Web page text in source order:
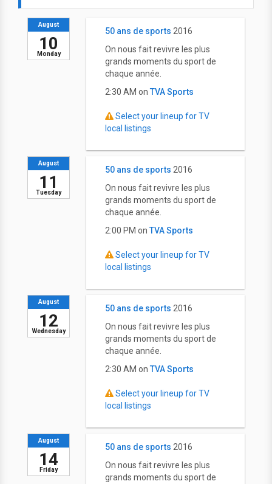
Monday
August
10
50 ans de sports 2016
On nous fait revivre les plus
grands moments du sport de
chaque année.
2:30 AM on TVA Sports
Select your lineup for TV
local listings
Tuesday
August
11
50 ans de sports 2016
On nous fait revivre les plus
grands moments du sport de
chaque année.
2:00 PM on TVA Sports
Select your lineup for TV
local listings
Wednesday
August
12
50 ans de sports 2016
On nous fait revivre les plus
grands moments du sport de
chaque année.
2:30 AM on TVA Sports
Select your lineup for TV
local listings
Friday
August
14
50 ans de sports 2016
On nous fait revivre les plus
grands moments du sport de